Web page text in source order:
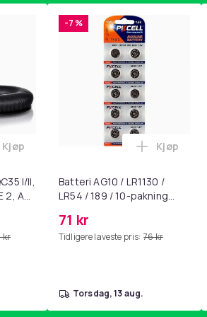
yoga og
1080p i handlekurven
I/II,
2, AE
kr
Legg Øreputer for Bose QC35 I/II, QC25,
Kjøp
-7 %
Batteri AG10 / LR1130 /
LR54 / 189 / 10-pakning
71 kr
Tidligere laveste pris: 76 kr
Legg
Kjøp
torsdag, 13 aug.